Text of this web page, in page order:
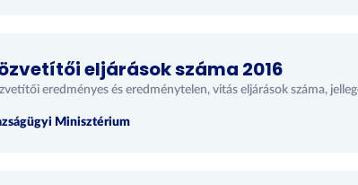
eljárások száma 2016
eredményes és eredménytelen, vitás eljárások száma,
Minisztérium